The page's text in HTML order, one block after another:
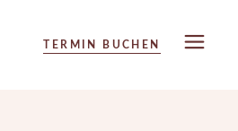
TERMIN BUCHEN